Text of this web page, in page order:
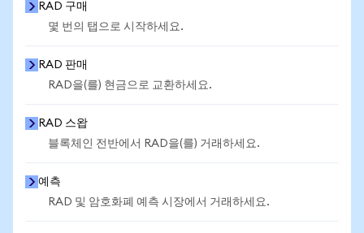
RAD 구매
몇 번의 탭으로 시작하세요.
RAD 판매
RAD을(를) 현금으로 교환하세요.
RAD 스왑
블록체인 전반에서 RAD을(를) 거래하세요.
예측
RAD 및 암호화폐 예측 시장에서 거래하세요.